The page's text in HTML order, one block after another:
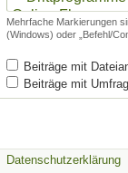
Mehrfache Markierungen
(Windows) oder „Befehl/
Beiträge mit
Beiträge mit
Datenschutzerklärung